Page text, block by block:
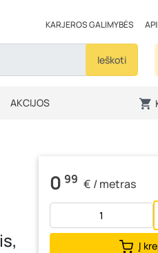
KARJEROS GALIMYBĖS
Ieškoti
AKCIJOS
0 99 € / metras
Į